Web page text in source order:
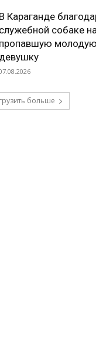
В Караганде
служебной собаке
пропавшую молодую
девушку
больше